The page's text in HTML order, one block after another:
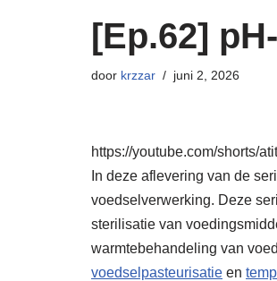
[Ep.62]
door krzzar juni 2, 2026
https://youtube.com/shorts/
In deze aflevering van de
voedselverwerking. Deze
sterilisatie van
warmtebehandeling van
voedselpasteurisatie en